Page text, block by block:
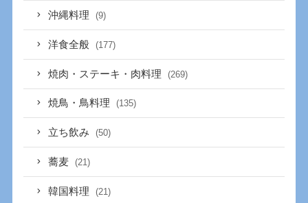
沖縄料理 (9)
洋食全般 (177)
焼肉・ステーキ・肉料理 (269)
焼鳥・鳥料理 (135)
立ち飲み (50)
蕎麦 (21)
韓国料理 (21)